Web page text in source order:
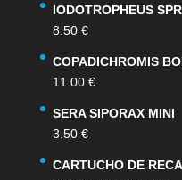
IODOTROPHEUS
8.50 €
COPADICHROMIS
11.00 €
SERA SIPORAX MINI
3.50 €
CARTUCHO DE